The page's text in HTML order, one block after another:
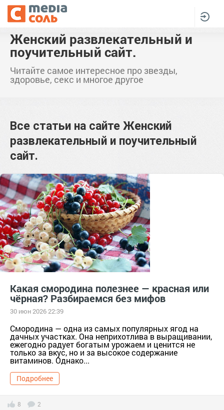
Женский развлекательный и
поучительный сайт.
Читайте самое интересное про звезды,
здоровье, секс и многое другое
Все статьи на сайте Женский
развлекательный и поучительный
сайт.
Какая смородина полезнее — красная или
чёрная? Разбираемся без мифов
30 июн 2026 22:39
Смородина — одна из самых популярных ягод на
дачных участках. Она неприхотлива в выращивании,
ежегодно радует богатым урожаем и ценится не
только за вкус, но и за высокое содержание
витаминов. Однако...
Подробнее
8 2